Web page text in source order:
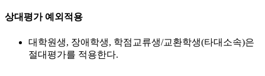
상대평가 예외적용
대학원생, 장애학생, 학점교류생/교환학생(타대소속)은
절대평가를 적용한다.